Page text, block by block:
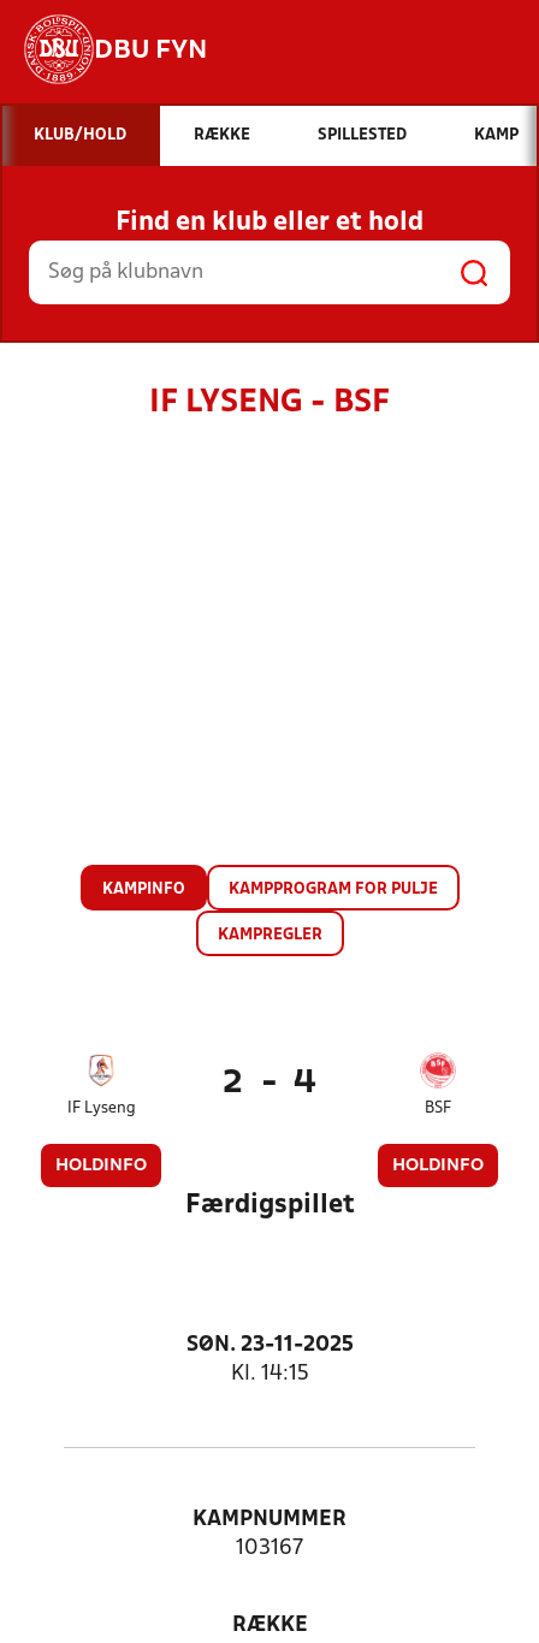
DBU FYN
Hvad vil du søge efter?
INDHOLD OG NYHEDER
STILLINGER, RESULTATER, KLUBBER OG
HOLD
KLUB/HOLD RÆKKE SPILLESTED KAMP
Find en klub eller et hold
IF LYSENG - BSF
KAMPINFO KAMPPROGRAM FOR PULJE
KAMPREGLER
IF Lyseng
HOLDINFO
2 - 4
BSF
HOLDINFO
Færdigspillet
SØN. 23-11-2025
Kl. 14:15
KAMPNUMMER
103167
RÆKKE